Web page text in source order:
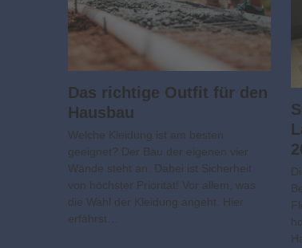
Das richtige Outfit für den
Hausbau
Welche Kleidung ist am besten
geeignet? Der Bau der eigenen vier
Wände steht an. Dabei ist Sicherheit
von höchster Priorität! Vor allem, was
die Wahl der Kleidung angeht. Hier
erfährst…